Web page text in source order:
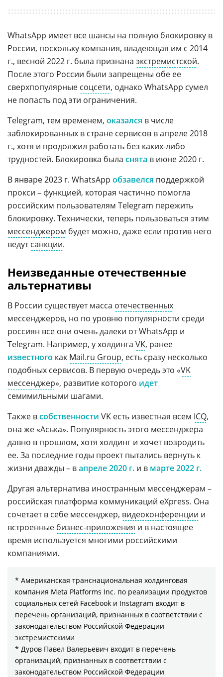
WhatsApp имеет все шансы на полную блокировку в
России, поскольку компания, владеющая им с 2014
г., весной 2022 г. была признана экстремистской.
После этого России были запрещены обе ее
сверхпопулярные соцсети, однако WhatsApp сумел
не попасть под эти ограничения.
Telegram, тем временем, оказался в числе
заблокированных в стране сервисов в апреле 2018
г., хотя и продолжил работать без каких-либо
трудностей. Блокировка была снята в июне 2020 г.
В январе 2023 г. WhatsApp обзавелся поддержкой
прокси – функцией, которая частично помогла
российским пользователям Telegram пережить
блокировку. Технически, теперь пользоваться этим
мессенджером будет можно, даже если против него
ведутсанкции.
Неизведанные отечественные
альтернативы
В России существует масса отечественных
мессенджеров, но по уровню популярности среди
россиян все они очень далеки от WhatsApp и
Telegram. Например, у холдинга VK, ранее
известного как Mail.ru Group, есть сразу несколько
подобных сервисов. В первую очередь это «VK
мессенджер», развитие которого идет
семимильными шагами.
Также всобственности VK есть известная всем ICQ,
она же «Аська». Популярность этого мессенджера
давно в прошлом, хотя холдинг и хочет возродить
ее. За последние годы проект пытались вернуть к
жизни дважды – вапреле 2020 г. и в марте 2022 г.
Другая альтернатива иностранным мессенджерам –
российская платформа коммуникаций eXpress. Она
сочетает в себе мессенджер, видеоконференции и
встроенные бизнес-приложения и в настоящее
время используется многими российскими
компаниями.
* Американская транснациональная холдинговая
компания Meta Platforms Inc. по реализации продуктов
социальных сетей Facebook и Instagram входит в
перечень организаций, признанных в соответствии с
законодательством Российской Федерации
экстремистскими
* Дуров Павел Валерьевич входит в перечень
организаций, признанных в соответствии с
законодательством Российской Федерации